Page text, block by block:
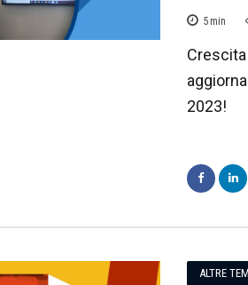
5 min
2023!
ALTRE